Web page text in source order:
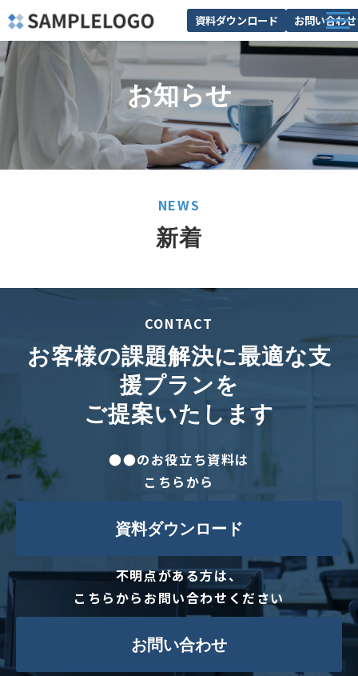
資料ダウンロード お問い合わせ
サービス一覧
選ばれる理由
解決できる課題
導入事例
お知らせ
NEWS
新着
CONTACT
お客様の課題解決に最適な支
援プランを
ご提案いたします
●●のお役立ち資料は
こちらから
資料ダウンロード
不明点がある方は、
こちらからお問い合わせください
お問い合わせ